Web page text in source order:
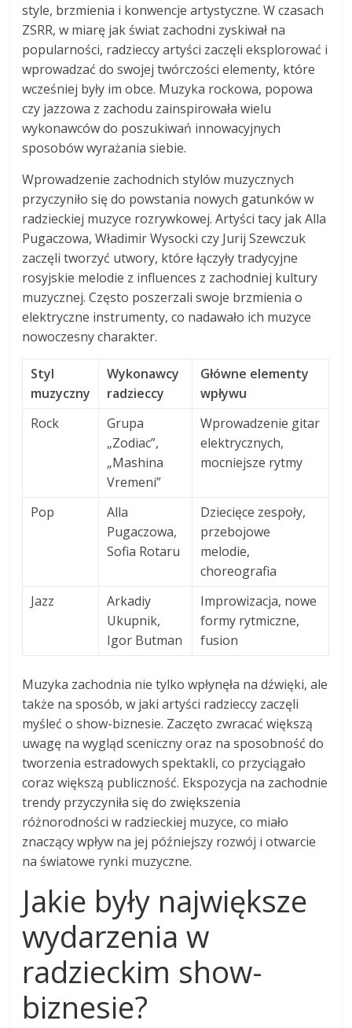
style, brzmienia i konwencje artystyczne. W czasach
ZSRR, w miarę jak świat zachodni zyskiwał na
popularności, radzieccy artyści zaczęli eksplorować i
wprowadzać do swojej twórczości elementy, które
wcześniej były im obce. Muzyka rockowa, popowa
czy jazzowa z zachodu zainspirowała wielu
wykonawców do poszukiwań innowacyjnych
sposobów wyrażania siebie.
Wprowadzenie zachodnich stylów muzycznych
przyczyniło się do powstania nowych gatunków w
radzieckiej muzyce rozrywkowej. Artyści tacy jak Alla
Pugaczowa, Władimir Wysocki czy Jurij Szewczuk
zaczęli tworzyć utwory, które łączyły tradycyjne
rosyjskie melodie z influences z zachodniej kultury
muzycznej. Często poszerzali swoje brzmienia o
elektryczne instrumenty, co nadawało ich muzyce
nowoczesny charakter.
Styl
muzyczny
Wykonawcy
radzieccy
Główne elementy
wpływu
Rock
Grupa
„Zodiac”,
„Mashina
Vremeni”
Wprowadzenie gitar
elektrycznych,
mocniejsze rytmy
Pop
Alla
Pugaczowa,
Sofia Rotaru
Dziecięce zespoły,
przebojowe
melodie,
choreografia
Jazz
Arkadiy
Ukupnik,
Igor Butman
Improwizacja, nowe
formy rytmiczne,
fusion
Muzyka zachodnia nie tylko wpłynęła na dźwięki, ale
także na sposób, w jaki artyści radzieccy zaczęli
myśleć o show-biznesie. Zaczęto zwracać większą
uwagę na wygląd sceniczny oraz na sposobność do
tworzenia estradowych spektakli, co przyciągało
coraz większą publiczność. Ekspozycja na zachodnie
trendy przyczyniła się do zwiększenia
różnorodności w radzieckiej muzyce, co miało
znaczący wpływ na jej późniejszy rozwój i otwarcie
na światowe rynki muzyczne.
Jakie były największe
wydarzenia w
radzieckim show-
biznesie?